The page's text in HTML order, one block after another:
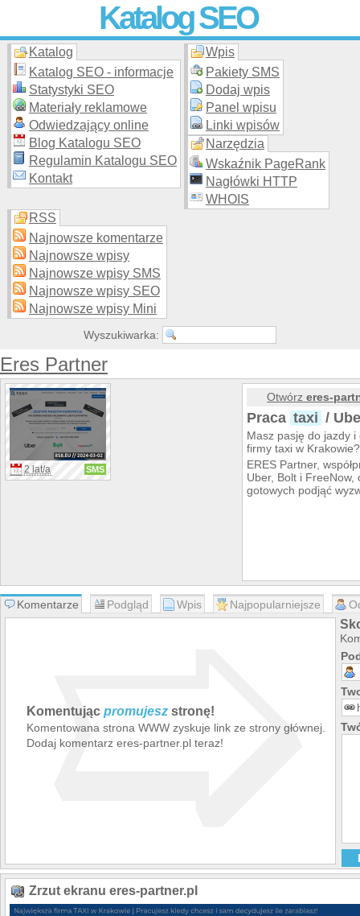
Katalog SEO
Skuteczna i promocja stron WWW –
moderowanego katalogu za darmo!
Katalog
Katalog SEO - informacje
Statystyki SEO
Materiały reklamowe
Odwiedzający online
Blog Katalogu SEO
Regulamin Katalogu SEO
Kontakt
Wpis
Pakiety SMS
Dodaj wpis
Panel wpisu
Linki wpisów
Narzędzia
Wskaźnik PageRank
Nagłówki HTTP
WHOIS
RSS
Najnowsze komentarze
Najnowsze wpisy
Najnowsze wpisy SMS
Najnowsze wpisy SEO
Najnowsze wpisy Mini
Wyszukiwarka:
Eres Partner
2 lat/a SMS
Otwórzeres-
Praca taxi /
Masz pasję do jazdy
firmy taxi w Krakowie?
ERES Partner,
Uber, Bolt i
gotowych podjąć
Komentarze Podgląd Wpis Najpopularniejsze
Komentując promujesz stronę!
Komentowana strona WWW zyskuje link ze strony głównej.
Dodaj komentarz eres-partner.pl teraz!
➯
Zrzut ekranu eres-partner.pl